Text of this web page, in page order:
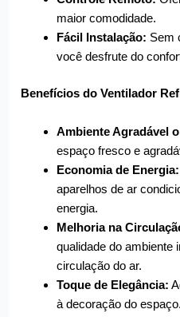
maior comodidade.
Fácil Instalação: Sem
você desfrute do
Benefícios do Ventilador
Ambiente Agradável
espaço fresco e
Economia de Energia:
aparelhos de ar
energia.
Melhoria na
qualidade do ambiente
circulação do ar.
Toque de Elegância:
à decoração do espaço.